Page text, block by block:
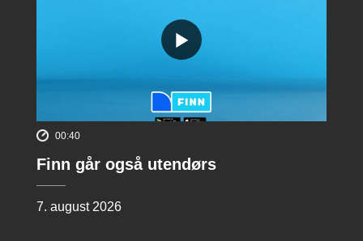
00:40
Finn går også utendørs
7. august 2026